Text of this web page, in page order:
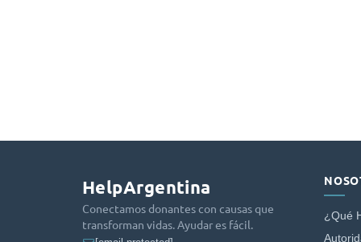
HelpArgentina
Conectamos donantes con causas que
transforman vidas. Ayudar es fácil.
¿Qué